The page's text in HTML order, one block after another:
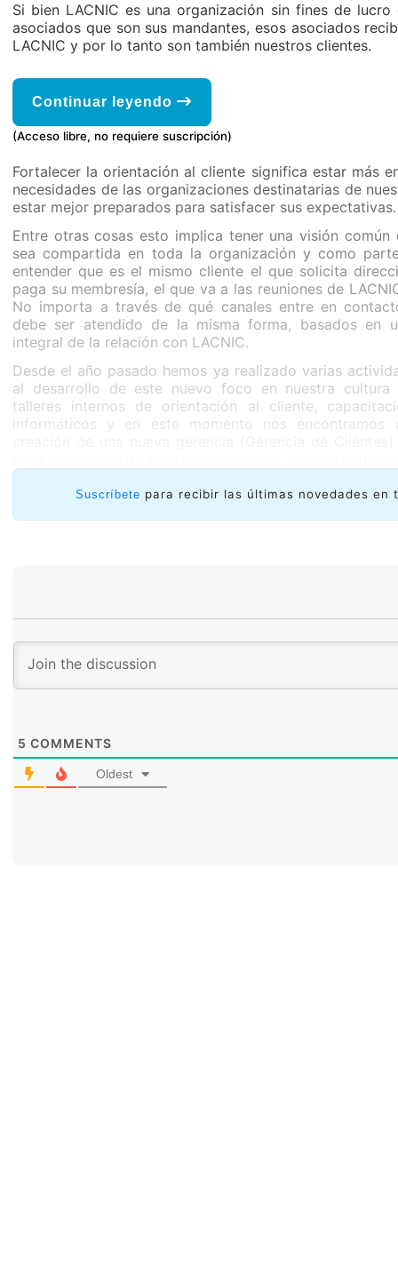
Si bien LACNIC es una organización sin fines de
asociados que son sus mandantes, esos asociados
LACNIC y por lo tanto son también nuestros clientes.
Continuar leyendo
(Acceso libre, no requiere suscripción)
Fortalecer la orientación al cliente significa estar más
necesidades de las organizaciones destinatarias de
estar mejor preparados para satisfacer sus expectativas.
Entre otras cosas esto implica tener una visión común
sea compartida en toda la organización y como
entender que es el mismo cliente el que solicita
paga su membresía, el que va a las reuniones de
No importa a través de qué canales entre en
debe ser atendido de la misma forma, basados en
integral de la relación con LACNIC.
Desde el año pasado hemos ya realizado varias
al desarrollo de este nuevo foco en nuestra cultura
talleres internos de orientación al cliente,
informáticos y en este momento nos encontramos
Suscríbete para recibir las últimas novedades en
5 COMMENTS
Oldest